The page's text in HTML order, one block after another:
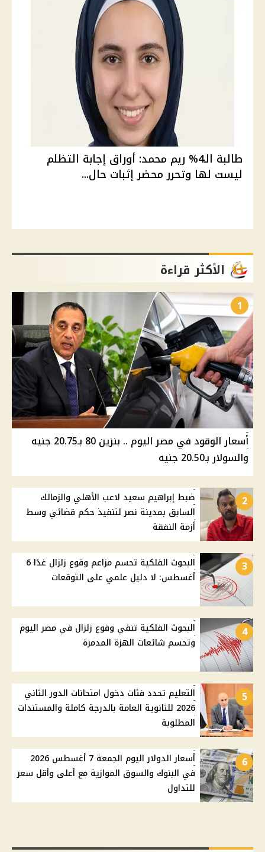
طالبة الـ4% ريم محمد: أوراق إجابة التظلم
ليست لها وتحرر محضر إثبات حال...
الأكثر قراءة
1
أسعار الوقود في مصر اليوم .. بنزين 80 بـ20.75 جنيه
والسولار بـ20.50 جنيه
2
ضبط إبراهيم سعيد لاعب الأهلي والزمالك
السابق بمدينة نصر لتنفيذ حكم قضائي وسط
أزمة النفقة
3
البحوث الفلكية تحسم مزاعم وقوع زلزال غدًا 6
أغسطس: لا دليل علمي على التوقعات
4
البحوث الفلكية تنفي وقوع زلزال في مصر اليوم
وتحسم شائعات الهزة المدمرة
5
التعليم تحدد فئات دخول امتحانات الدور الثاني
2026 للثانوية العامة بالدرجة كاملة والمستندات
المطلوبة
6
أسعار الدولار اليوم الجمعة 7 أغسطس 2026
في البنوك والسوق الموازية مع أعلى وأقل سعر
للتداول